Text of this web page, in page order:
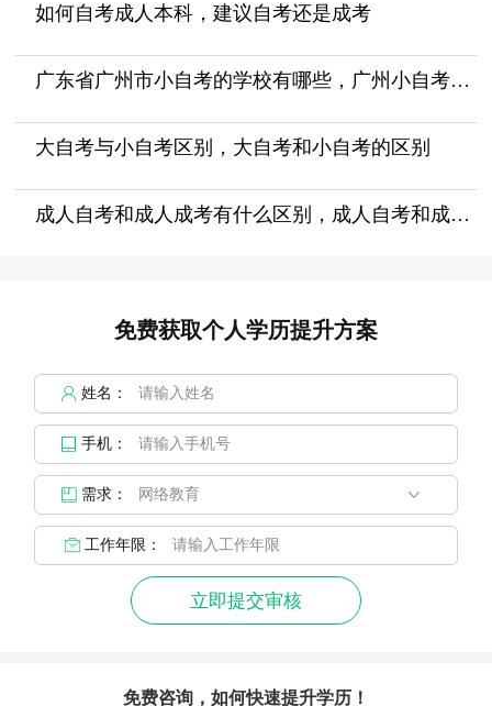
如何自考成人本科，建议自考还是成考
广东省广州市小自考的学校有哪些，广州小自考报什么机构好
大自考与小自考区别，大自考和小自考的区别
成人自考和成人成考有什么区别，成人自考和成考的区别
免费获取个人学历提升方案
姓名：
手机：
需求：
工作年限：
立即提交审核
免费咨询，如何快速提升学历！